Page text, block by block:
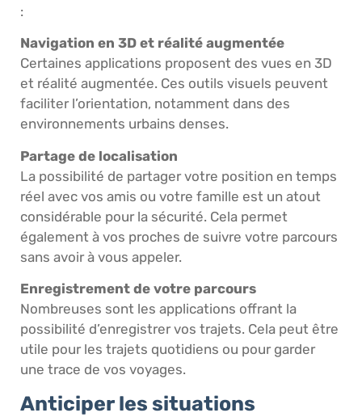
:
Navigation en 3D et réalité augmentée
Certaines applications proposent des vues en 3D
et réalité augmentée. Ces outils visuels peuvent
faciliter l’orientation, notamment dans des
environnements urbains denses.
Partage de localisation
La possibilité de partager votre position en temps
réel avec vos amis ou votre famille est un atout
considérable pour la sécurité. Cela permet
également à vos proches de suivre votre parcours
sans avoir à vous appeler.
Enregistrement de votre parcours
Nombreuses sont les applications offrant la
possibilité d’enregistrer vos trajets. Cela peut être
utile pour les trajets quotidiens ou pour garder
une trace de vos voyages.
Anticiper les situations